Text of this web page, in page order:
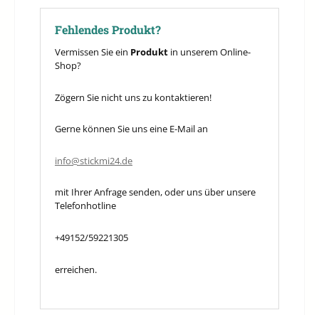
Fehlendes Produkt?
Vermissen Sie ein Produkt in unserem Online-
Shop?
Zögern Sie nicht uns zu kontaktieren!
Gerne können Sie uns eine E-Mail an
info@stickmi24.de
mit Ihrer Anfrage senden, oder uns über unsere
Telefonhotline
+49152/59221305
erreichen.